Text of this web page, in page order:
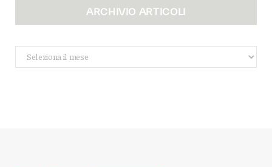
ARCHIVIO ARTICOLI
Archivio
Articoli